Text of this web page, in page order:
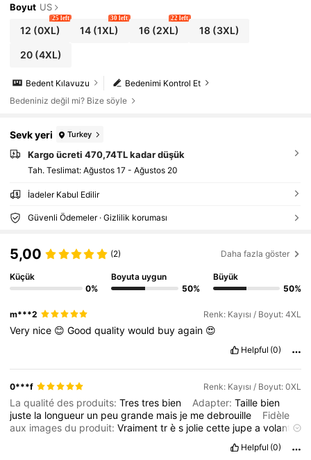
Boyut US
12 (0XL)
25 left
14 (1XL)
30 left
16(2XL)
22 left
18(3XL)
20(4XL)
Bedenimi Kontrol Et
Bedent Kılavuzu
Bedeniniz değil mi? Bize söyle
Sevk yeri Turkey
Kargo ücreti 470,74TL kadar düşük
Tah. Teslimat: Ağustos 17 - Ağustos 20
İadeler Kabul Edilir
Güvenli Ödemeler · Gizlilik koruması
5,00 (2) Daha fazla göster
Küçük
0%
Boyuta uygun
50%
Büyük
50%
m***2 Renk: Kayısı / Boyut: 4XL
Very nice 😊Goodqualitywould buyagain 😍
Helpful (0)
0***f Renk: Kayısı / Boyut: 0XL
La qualité des produits:Trestres bien Adapter:Taille bien
juste la longueur un peugrande mais je medebrouille
Fidèle
aux images du produit:Vraimenttrès joliecette jupeavolants
Helpful (0)